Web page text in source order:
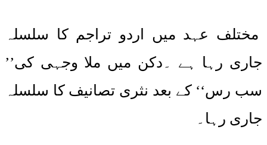
مختلف عہد میں اردو تراجم کا سلسلہ
جاری رہا ہے ۔دکن میں ملا وجہی کی’’
سب رس‘‘ کے بعد نثری تصانیف کا سلسلہ
جاری رہا۔